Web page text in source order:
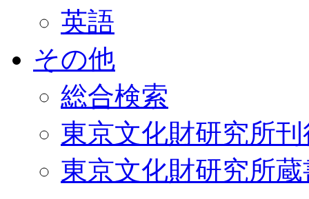
英語
その他
総合検索
東京文化財研究所
東京文化財研究所